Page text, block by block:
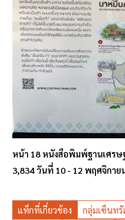
หน้า 18 หนังสือพิมพ์ฐานเศร
3,834 วันที่ 10 - 12 พฤศจิกาย
แท็กที่เกี่ยวข้อง กลุ่มเซ็นทรั